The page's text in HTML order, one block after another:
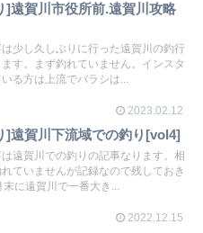
]遠賀川市役所前.遠賀川攻略
少し久しぶりに行った遠賀川の釣行
す。まず釣れていません。インスタ
る方は上流でバラシは...
2023.02.12
]遠賀川下流域での釣り[vol4]
遠賀川での釣りの記事なります。相
ていませんが記録なので残しておき
末に遠賀川で一番大き...
2022.12.15